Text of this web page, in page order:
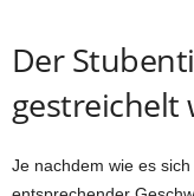
Der
gestreichelt
Je nachdem wie es